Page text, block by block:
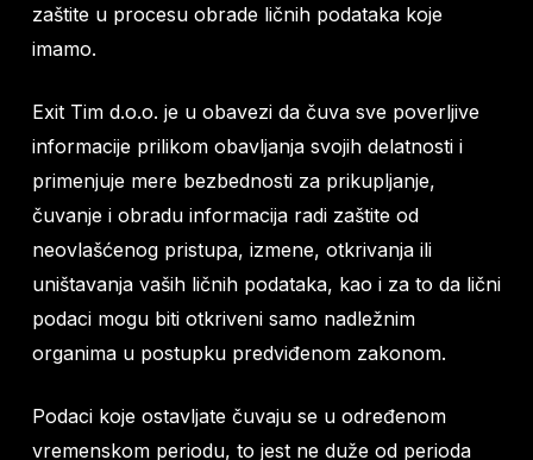
zaštite u procesu obrade ličnih podataka koje
imamo.
Exit Tim d.o.o. je u obavezi da čuva sve poverljive
informacije prilikom obavljanja svojih delatnosti i
primenjuje mere bezbednosti za prikupljanje,
čuvanje i obradu informacija radi zaštite od
neovlašćenog pristupa, izmene, otkrivanja ili
uništavanja vaših ličnih podataka, kao i za to da lični
podaci mogu biti otkriveni samo nadležnim
organima u postupku predviđenom zakonom.
Podaci koje ostavljate čuvaju se u određenom
vremenskom periodu, to jest ne duže od perioda